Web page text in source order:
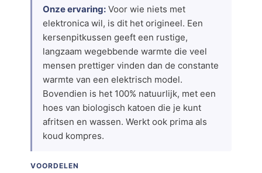
Onze ervaring: Voor wie niets met
elektronica wil, is dit het origineel. Een
kersenpitkussen geeft een rustige,
langzaam wegebbende warmte die veel
mensen prettiger vinden dan de constante
warmte van een elektrisch model.
Bovendien is het 100% natuurlijk, met een
hoes van biologisch katoen die je kunt
afritsen en wassen. Werkt ook prima als
koud kompres.
VOORDELEN